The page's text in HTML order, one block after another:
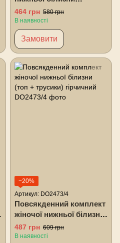
(топ+стрінги)- пудровий
464 грн 580 грн
В наявності
Замовити
−20%
Артикул: DO2473/4
Повсякденний комплект
жіночої нижньої білизни
(топ + трусики)
гірчичний
487 грн 609 грн
В наявності